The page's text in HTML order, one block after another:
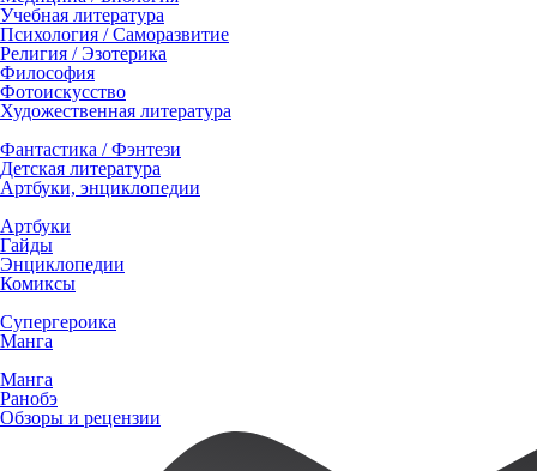
Учебная литература
Психология / Саморазвитие
Религия / Эзотерика
Философия
Фотоискусство
Художественная литература
Фантастика / Фэнтези
Детская литература
Артбуки, энциклопедии
Артбуки
Гайды
Энциклопедии
Комиксы
Супергероика
Манга
Манга
Ранобэ
Обзоры и рецензии